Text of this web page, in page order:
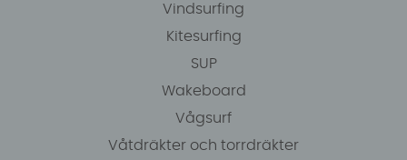
Vindsurfing
Kitesurfing
SUP
Wakeboard
Vågsurf
Våtdräkter och torrdräkter